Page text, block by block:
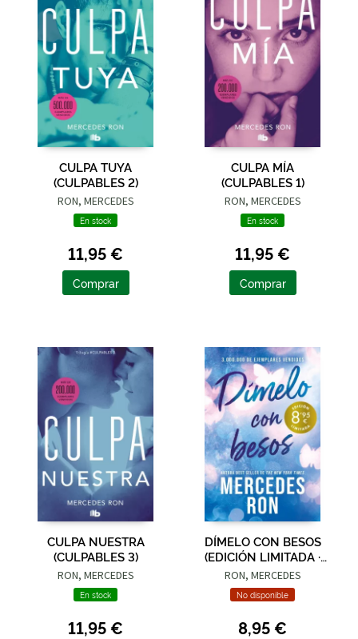
CULPA TUYA
(CULPABLES 2)
RON, MERCEDES
En stock
11,95 €
Comprar
CULPA MÍA
(CULPABLES 1)
RON, MERCEDES
En stock
11,95 €
Comprar
CULPA NUESTRA
(CULPABLES 3)
RON, MERCEDES
En stock
11,95 €
DÍMELO CON BESOS
(EDICIÓN LIMITADA ·
VERANO) (DÍMELO 3)
RON, MERCEDES
No disponible
8,95 €